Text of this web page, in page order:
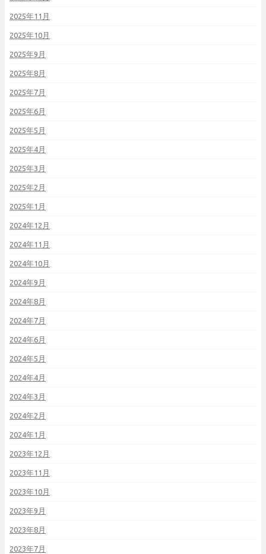
2025年11月
2025年10月
2025年9月
2025年8月
2025年7月
2025年6月
2025年5月
2025年4月
2025年3月
2025年2月
2025年1月
2024年12月
2024年11月
2024年10月
2024年9月
2024年8月
2024年7月
2024年6月
2024年5月
2024年4月
2024年3月
2024年2月
2024年1月
2023年12月
2023年11月
2023年10月
2023年9月
2023年8月
2023年7月